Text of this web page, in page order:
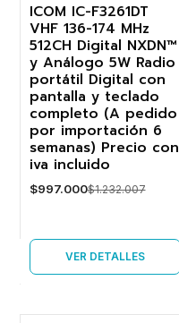
-19%
Agotado
ICOM IC-F3261DT
VHF 136-174 MHz
512CH Digital NXDN™
y Análogo 5W Radio
portátil Digital con
pantalla y teclado
completo (A pedido
por importación 6
semanas) Precio con
iva incluido
$997.000$1.232.007
VER DETALLES